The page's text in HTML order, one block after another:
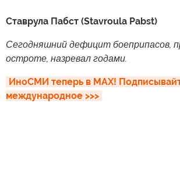
Ставрула Пабст (Stavroula Pabst)
Сегодняшний дефицит боеприпасов,
остроте, назревал годами.
ИноСМИ теперь в MAX!
международное >>>